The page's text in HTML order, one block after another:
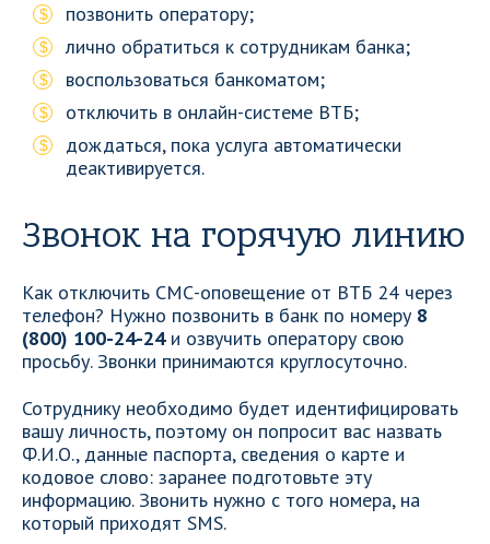
позвонить оператору;
лично обратиться к сотрудникам банка;
воспользоваться банкоматом;
отключить в онлайн-системе ВТБ;
дождаться, пока услуга автоматически
деактивируется.
Звонок на горячую линию
Как отключить СМС-оповещение от ВТБ 24 через
телефон? Нужно позвонить в банк по номеру 8
(800) 100-24-24и озвучить оператору свою
просьбу. Звонки принимаются круглосуточно.
Сотруднику необходимо будет идентифицировать
вашу личность, поэтому он попросит вас назвать
Ф.И.О., данные паспорта, сведения о карте и
кодовое слово: заранее подготовьте эту
информацию. Звонить нужно с того номера, на
который приходят SMS.